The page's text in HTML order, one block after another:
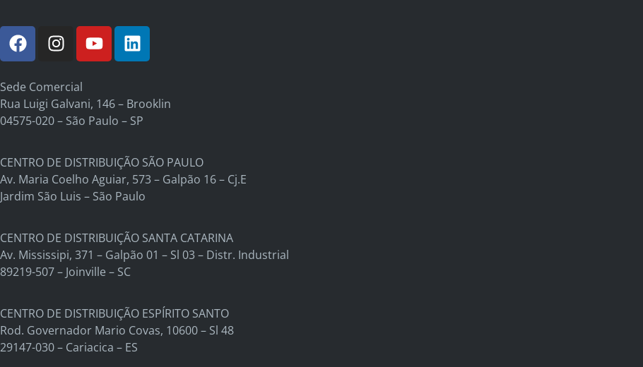
Sede Comercial
Rua Luigi Galvani, 146 – Brooklin
04575-020 – São Paulo – SP
CENTRO DE DISTRIBUIÇÃO SÃO PAULO
Av. Maria Coelho Aguiar, 573 – Galpão 16 – Cj.E
Jardim São Luis – São Paulo
CENTRO DE DISTRIBUIÇÃO SANTA CATARINA
Av. Mississipi, 371 – Galpão 01 – Sl 03 – Distr. Industrial
89219-507 – Joinville – SC
CENTRO DE DISTRIBUIÇÃO ESPÍRITO SANTO
Rod. Governador Mario Covas, 10600 – Sl 48
29147-030 – Cariacica – ES